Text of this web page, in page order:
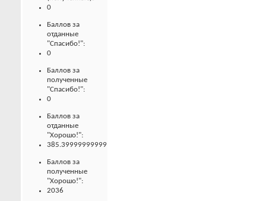
0
Баллов за
отданные
"Спасибо!":
0
Баллов за
полученные
"Спасибо!":
0
Баллов за
отданные
"Хорошо!":
385.39999999999
Баллов за
полученные
"Хорошо!":
2036